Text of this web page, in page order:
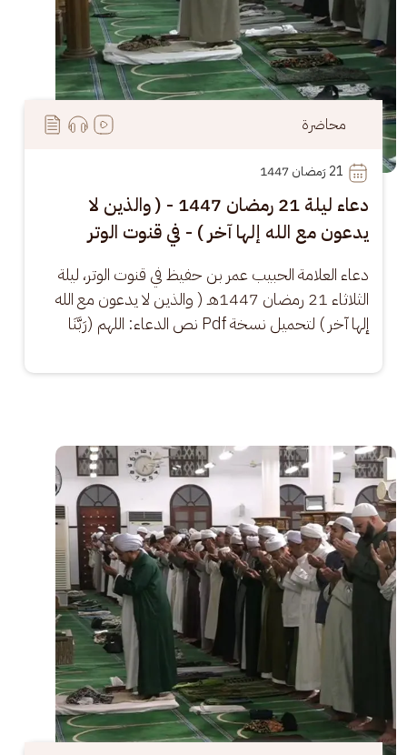
محاضرة
21
دعاء ليلة 21 رمضان 1447 - ( والذين لا
يدعون مع الله إلها آخر ) - في قنوت الوتر
دعاء العلامة الحبيب عمر بن حفيظ في قنوت الوتر، ليلة
الثلاثاء 21 رمضان 1447هـ ( والذين لا يدعون مع الله
إلها آخر ) لتحميل نسخة Pdf نص الدعاء: اللهم (رَبَّنَا
الصورة